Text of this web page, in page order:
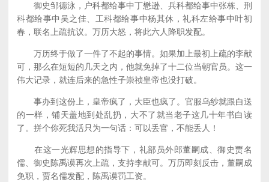
御史邹德泳，户科都给事中丁懋逊、兵科都给事中张栋、刑
科都给事中吴之佳、工科都给事中杨其休，礼科左给事中叶初
春，联名上疏抗议。万历大怒，将此六人降职发配。
万历终于做了一件了不起的事情。如果加上最初上疏的李献
可，那么在短短的几天之内，他就免掉了十二位当朝官员。这一
伟大记录，就连后来的急性子崇祯皇帝也没打破。
事办到这份上，皇帝疯了，大臣也疯了。官服乌纱就跟白送
的一样，铺天盖地到处乱扔，大不了就当老子这几十年书白读
了。拼个你死我活只为一句话：可以丢官，不能丢人！
在这一光辉思想的指导下，礼部员外郎董嗣成、御史贾名
儒、御史陈禹谟再次上疏，支持李献可。万历即刻反击，董嗣成
免职，贾名儒发配，陈禹谟罚工资。